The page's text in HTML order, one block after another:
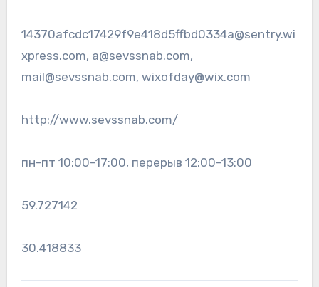
14370afcdc17429f9e418d5ffbd0334a@sentry.wi
xpress.com, a@sevssnab.com,
mail@sevssnab.com, wixofday@wix.com
http://www.sevssnab.com/
пн-пт 10:00–17:00, перерыв 12:00–13:00
59.727142
30.418833